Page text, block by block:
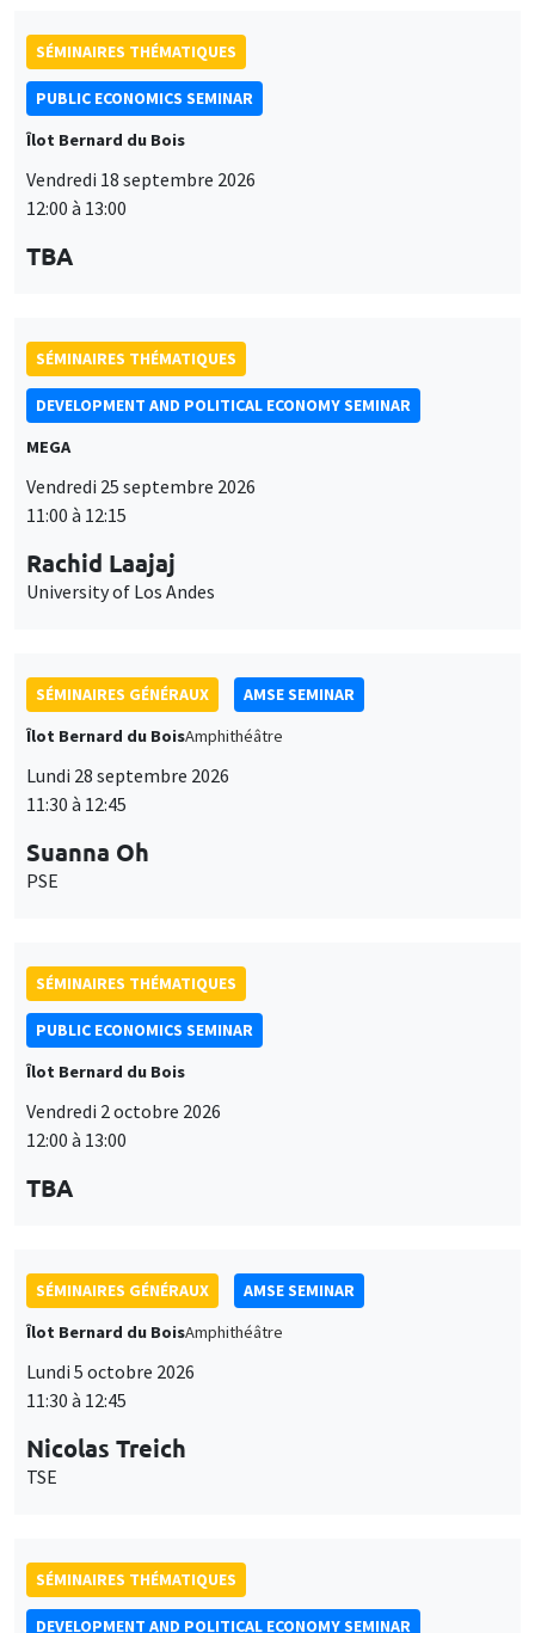
SÉMINAIRES THÉMATIQUES
PUBLIC ECONOMICS SEMINAR
Îlot Bernard du Bois
Vendredi 18 septembre 2026
12:00 à 13:00
TBA
SÉMINAIRES THÉMATIQUES
DEVELOPMENT AND POLITICAL ECONOMY SEMINAR
MEGA
Vendredi 25 septembre 2026
11:00 à 12:15
Rachid Laajaj
University of Los Andes
SÉMINAIRES GÉNÉRAUX
AMSE SEMINAR
Îlot Bernard du BoisAmphithéâtre
Lundi 28 septembre 2026
11:30 à 12:45
Suanna Oh
PSE
SÉMINAIRES THÉMATIQUES
PUBLIC ECONOMICS SEMINAR
Îlot Bernard du Bois
Vendredi 2 octobre 2026
12:00 à 13:00
TBA
SÉMINAIRES GÉNÉRAUX
AMSE SEMINAR
Îlot Bernard du BoisAmphithéâtre
Lundi 5 octobre 2026
11:30 à 12:45
Nicolas Treich
TSE
SÉMINAIRES THÉMATIQUES
DEVELOPMENT AND POLITICAL ECONOMY SEMINAR